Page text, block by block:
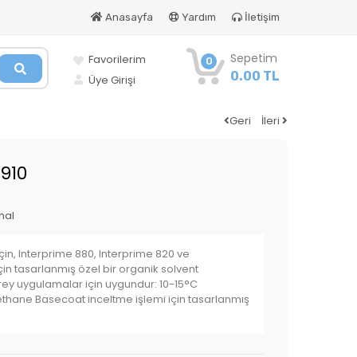
Anasayfa Yardım İletişim
0 Sepetim
0.00 TL
Favorilerim
Üye Girişi
Geri İleri
Interprime 880, Interprime 820 ve
tasarlanmış özel bir organik solvent
uygulamalar için uygundur: 10-15°C
Basecoat inceltme işlemi için tasarlanmış